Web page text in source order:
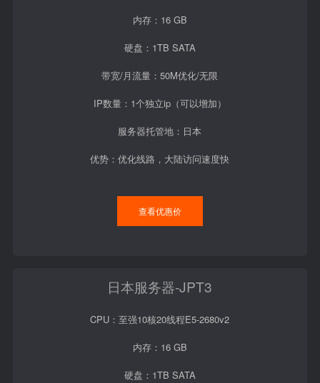
内存：16 GB
硬盘：1TB SATA
带宽/月流量：50M优化/无限
IP数量：1个独立ip（可以增加）
服务器托管地：日本
优势：优化线路，大陆访问速度快
查看优惠价
日本服务器-JPT3
CPU：至强10核20线程E5-2680v2
内存：16 GB
硬盘：1TB SATA